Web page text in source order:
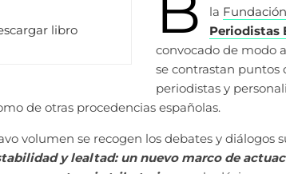
libro
la
Periodistas
convocado de modo
se contrastan puntos
periodistas y
de otras procedencias españolas.
volumen se recogen los debates y diálogos
y lealtad: un nuevo marco de